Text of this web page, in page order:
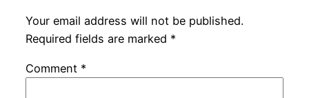
Your email address will not be published.
Required fields are marked *
Comment *